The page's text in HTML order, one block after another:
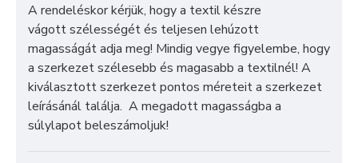
A rendeléskor kérjük, hogy a textil készre
vágott szélességét és teljesen lehúzott
magasságát adja meg! Mindig vegye figyelembe, hogy
a szerkezet szélesebb és magasabb a textilnél! A
kiválasztott szerkezet pontos méreteit a szerkezet
leírásánál találja. A megadott magasságba a
súlylapot beleszámoljuk!